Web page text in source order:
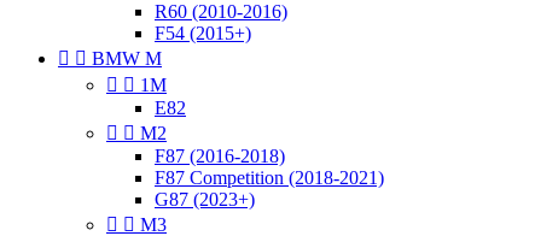
R60 (2010-2016)
F54 (2015+)
  BMW M
  1M
E82
  M2
F87 (2016-2018)
F87 Competition (2018-2021)
G87 (2023+)
  M3